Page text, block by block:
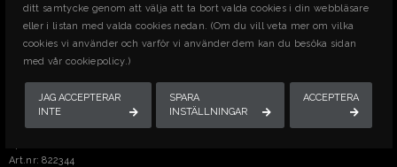
MENY
MUTTERDRAGARE,BATTERI, < 250 NM,
Art.nr: 822344
ditt samtycke genom att välja att ta bort valda cookies i din webbläsare
eller i listan med valda cookies nedan. (Om du vill veta mer om vilka
cookies vi använder och varför vi använder dem kan du besöka sidan
med vår cookiepolicy.)
JAG ACCEPTERAR
INTE
SPARA
INSTÄLLNINGAR
ACCEPTERA